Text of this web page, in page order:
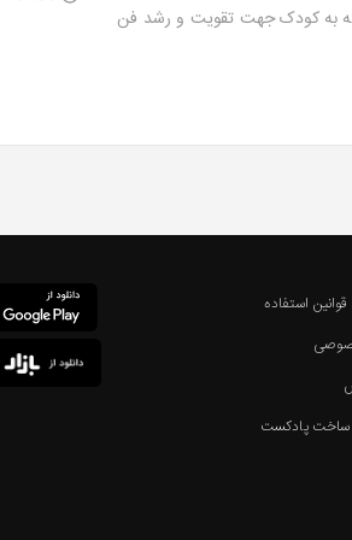
که به کودک جهت تقویت و رشد فن
استفاده
ساخت پادکست